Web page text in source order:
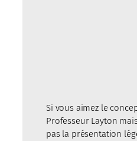
Si vous aimez le
Professeur Layton
pas la présentation